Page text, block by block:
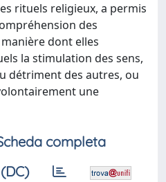
rituels religieux, a permis
des
dont elles
la stimulation des sens,
détriment des autres, ou
une
completa